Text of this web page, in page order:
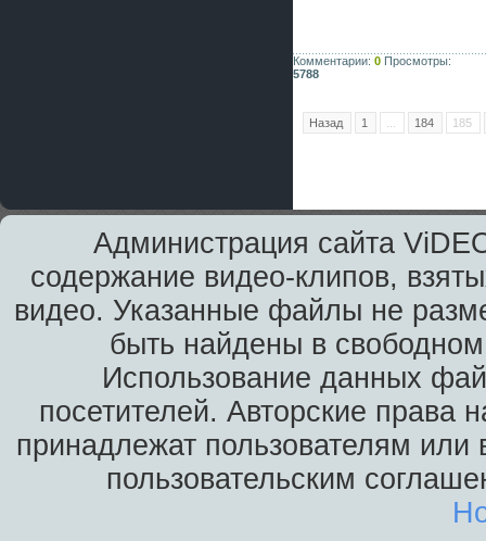
Комментарии: 0 Просмотры:
5788
Назад 1 184 185
Администрация сайта
содержание видео-клипов,
видео. Указанные файлы не
быть найдены в
Использование данных
посетителей. Авторские права
принадлежат пользователям или
пользовательским